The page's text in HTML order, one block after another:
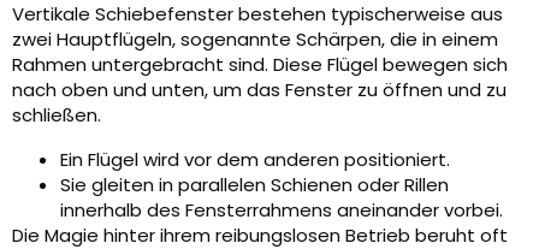
Vertikale Schiebefenster bestehen typischerweise aus
zwei Hauptflügeln, sogenannte Schärpen, die in einem
Rahmen untergebracht sind. Diese Flügel bewegen sich
nach oben und unten, um das Fenster zu öffnen und zu
schließen.
Ein Flügel wird vor dem anderen positioniert.
Sie gleiten in parallelen Schienen oder Rillen
innerhalb des Fensterrahmens aneinander vorbei.
Die Magie hinter ihrem reibungslosen Betrieb beruht oft